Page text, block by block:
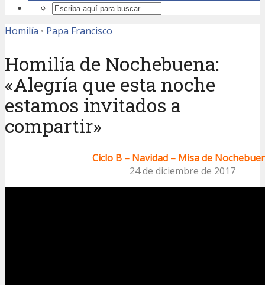
Homilía • Papa Francisco
Homilía de Nochebuena:
«Alegría que esta noche
estamos invitados a
compartir»
Ciclo B – Navidad – Misa de
24 de diciembre de 2017